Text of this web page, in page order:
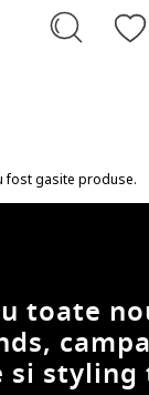
fost gasite produse.
toate
si styling